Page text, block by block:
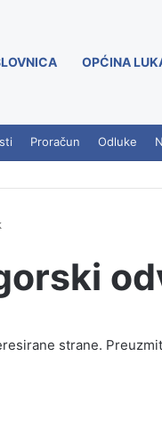
OPĆINA
Proračun Odluke
strane.